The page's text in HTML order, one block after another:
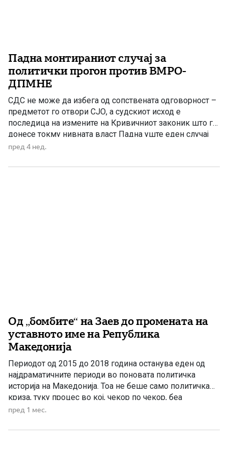
Падна монтираниот случај за
политички прогон против ВМРО-
ДПМНЕ
СДС не може да избега од сопствената одговорност –
предметот го отвори СЈО, а судскиот исход е
последица на измените на Кривичниот законик што ги
донесе токму нивната власт Падна уште еден случај
што со години беше користен како инструмент за
обидува СДС да ја префрли вината […]
пред 4 нед.
Од „бомбите“ на Заев до промената на
уставното име на Република
Македонија
Периодот од 2015 до 2018 година останува еден од
најдраматичните периоди во поновата политичка
историја на Македонија. Тоа не беше само политичка
криза, туку процес во кој, чекор по чекор, беа
разнишани институциите, беше нарушена довербата
граѓаните, а на крајот беше променето уставното име
пред 1 мес.